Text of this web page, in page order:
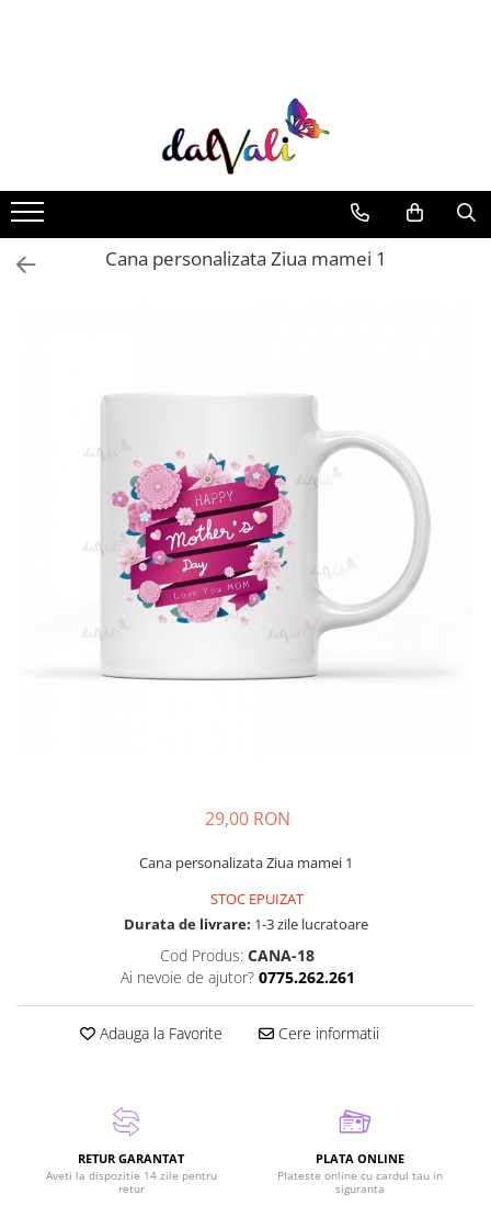
CARIOCI
Cana personalizata Ziua mamei 1
29,00 RON
Cana personalizata Ziua mamei 1
STOC EPUIZAT
Durata de livrare: 1-3 zile lucratoare
Cod Produs: CANA-18
Ai nevoie de ajutor? 0775.262.261
Adauga la Favorite Cere informatii
RETUR GARANTAT
Aveti la dispozitie 14 zile pentru
retur
PLATA ONLINE
Plateste online cu cardul tau in
siguranta